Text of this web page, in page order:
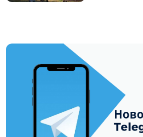
https://t.me/minskctvby